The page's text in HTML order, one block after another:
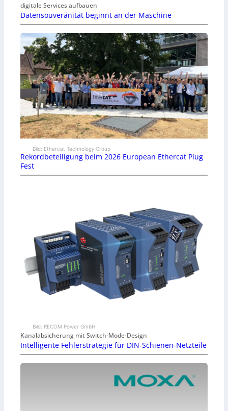
digitale Services aufbauen
Datensouveränität beginnt an der Maschine
Bild: Ethercat Technology Group
Rekordbeteiligung beim 2026 European Ethercat Plug
Fest
Bild: RECOM Power GmbH
Kanalabsicherung mit Switch-Mode-Design
Intelligente Fehlerstrategie für DIN-Schienen-Netzteile